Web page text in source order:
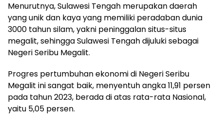
Menurutnya, Sulawesi Tengah merupakan daerah
yang unik dan kaya yang memiliki peradaban dunia
3000 tahun silam, yakni peninggalan situs-situs
megalit, sehingga Sulawesi Tengah dijuluki sebagai
Negeri Seribu Megalit.
Progres pertumbuhan ekonomi di Negeri Seribu
Megalit ini sangat baik, menyentuh angka 11,91 persen
pada tahun 2023, berada di atas rata-rata Nasional,
yaitu 5,05 persen.